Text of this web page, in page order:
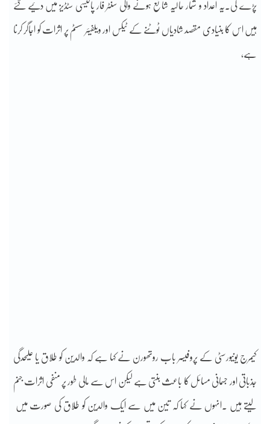
پڑے گی۔یہ اعداد و شمار حالیہ شائع ہونے والی سنٹر فار پالیسی سٹڈیز میں دئیے گئے
ہیں اس کا بنیادی مقصد شادیاں ٹوٹنے کے ٹیکس اور ویلفیئر سسٹم پر اثرات کو اجاگر کرنا
ہے،
کیمرج یونیورسٹی کے پروفیسر باب روتھورن نے کہا ہے کہ والدین کو طلاق یا علیحدگی
جذباتی اور جسمانی مسائل کا باعث بنتی ہے لیکن اس سے مالی طور پر منفی اثرات جنم
لیتے ہیں ۔انہوں نے کہا کہ تین میں سے ایک والدین کو طلاق کی صورت میں